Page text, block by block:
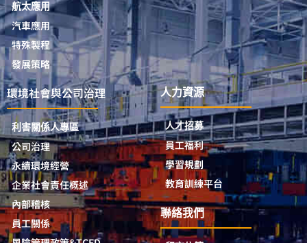
航太應用
汽車應用
特殊製程
發展策略
環境社會與公司治理
利害關係人專區
公司治理
永續環境經營
企業社會責任概述
內部稽核
員工關係
人力資源
人才招募
員工福利
學習規劃
教育訓練平台
聯絡我們